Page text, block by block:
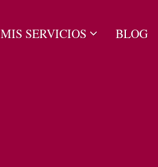
MIS SERVICIOS BLOG